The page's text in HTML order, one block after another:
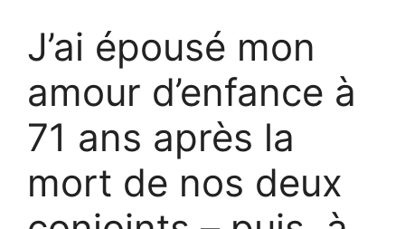
J’ai épousé mon
amour d’enfance à
71 ans après la
mort de nos deux